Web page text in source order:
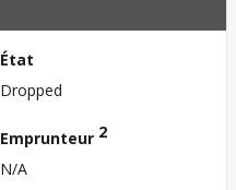
État
Dropped
Emprunteur 2
N/A